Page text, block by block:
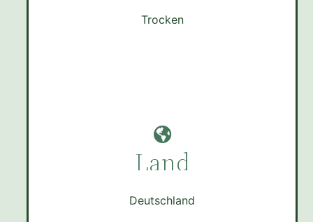
Trocken
Land
Deutschland